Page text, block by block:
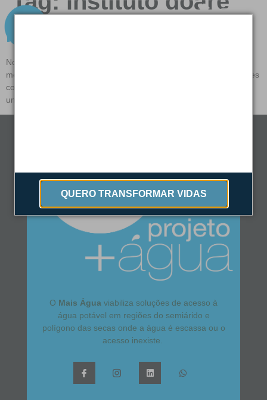
QUERO TRANSFORMAR VIDAS
Participe do dia de Doar
No ano de 2019, em 3 de dezembro, o Brasil inteiro será
mobilizado por este dia especial: Dia de Doar. Muitas organizações
com um único propósito, envolvendo pessoas e organizações em
uma causa. Doar!
O Mais Água viabiliza soluções de acesso à
água potável em regiões do semiárido e
polígono das secas onde a água é escassa ou o
acesso inexiste.